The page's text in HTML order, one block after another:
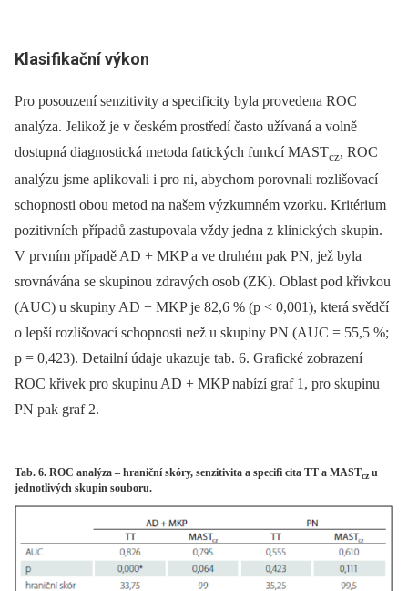
Klasifikační výkon
Pro posouzení senzitivity a specificity byla provedena ROC
analýza. Jelikož je v českém prostředí často užívaná a volně
dostupná diagnostická metoda fatických funkcí MASTcz, ROC
analýzu jsme aplikovali i pro ni, abychom porovnali rozlišovací
schopnosti obou metod na našem výzkumném vzorku. Kritérium
pozitivních případů zastupovala vždy jedna z klinických skupin.
V prvním případě AD + MKP a ve druhém pak PN, jež byla
srovnávána se skupinou zdravých osob (ZK). Oblast pod křivkou
(AUC) u skupiny AD + MKP je 82,6 % (p < 0,001), která svědčí
o lepší rozlišovací schopnosti než u skupiny PN (AUC = 55,5 %;
p = 0,423). Detailní údaje ukazuje tab. 6. Grafické zobrazení
ROC křivek pro skupinu AD + MKP nabízí graf 1, pro skupinu
PN pak graf 2.
Tab. 6. ROC analýza – hraniční skóry, senzitivita a specifi cita TT a MASTcz u
jednotlivých skupin souboru.